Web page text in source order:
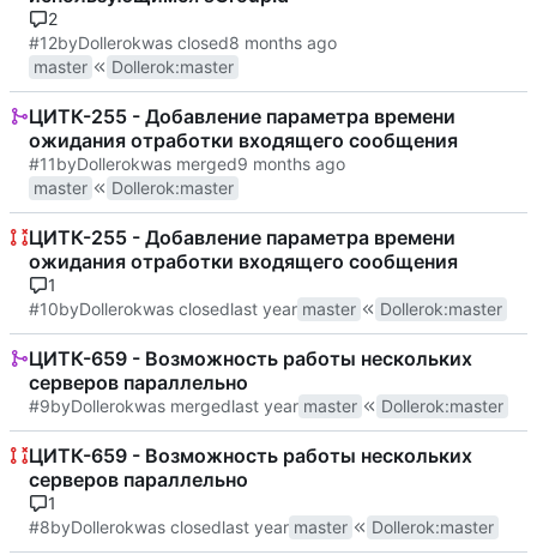
2
#12byDollerokwas closed
master
Dollerok:master
ЦИТК-255 - Добавление параметра времени
ожидания отработки входящего сообщения
#11byDollerokwas merged
master
Dollerok:master
ЦИТК-255 - Добавление параметра времени
ожидания отработки входящего сообщения
1
#10byDollerokwas closed master Dollerok:master
ЦИТК-659 - Возможность работы нескольких
серверов параллельно
#9byDollerokwas merged master Dollerok:master
ЦИТК-659 - Возможность работы нескольких
серверов параллельно
1
#8byDollerokwas closed master Dollerok:master